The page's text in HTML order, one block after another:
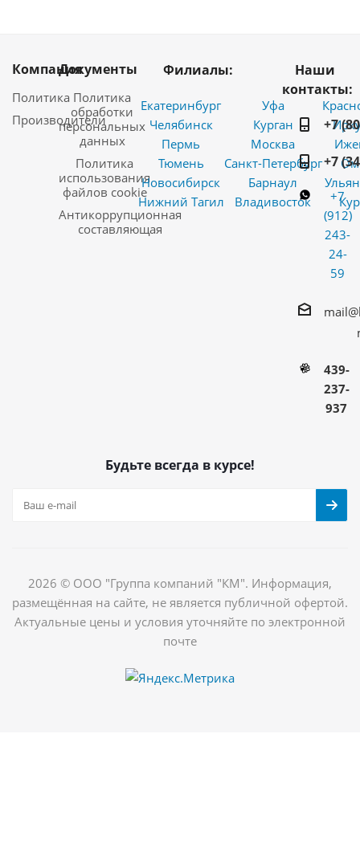
Компания
Политика
Производители
Документы
Политика
обработки
персональных
данных
Политика
использования
файлов cookie
Антикоррупционная
составляющая
Филиалы:
Екатеринбург
Челябинск
Пермь
Тюмень
Новосибирск
Нижний Тагил
Уфа
Курган
Москва
Санкт-Петербург
Барнаул
Владивосток
Наши
контакты:
+7
+7
+7
(912)
243-
24-
59
439-
237-
937
Будьте всегда в курсе!
2026 © ООО "Группа компаний "КМ". Информация,
размещённая на сайте, не является публичной офертой.
Актуальные цены и условия уточняйте по электронной
почте